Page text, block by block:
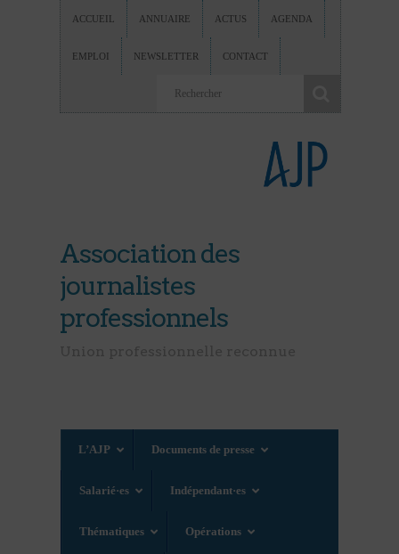
ACCUEIL ANNUAIRE ACTUS AGENDA
EMPLOI NEWSLETTER CONTACT
Association des
journalistes
professionnels
L’AJP Documents de presse
Salarié·es Indépendant·es
Thématiques Opérations